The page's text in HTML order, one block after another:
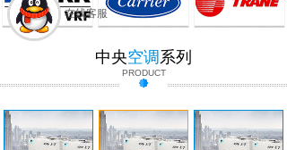
中央空调 系列
PRODUCT
在线客服